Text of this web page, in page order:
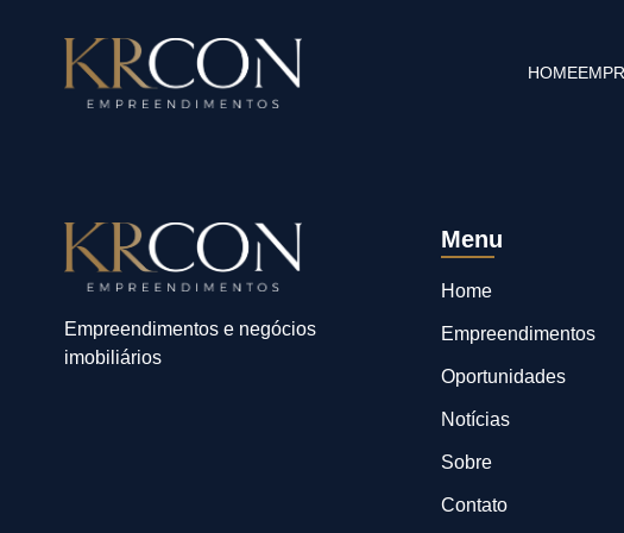
HOME
Empreendimentos e negócios
imobiliários
Menu
Home
Empreendimentos
Oportunidades
Notícias
Sobre
Contato